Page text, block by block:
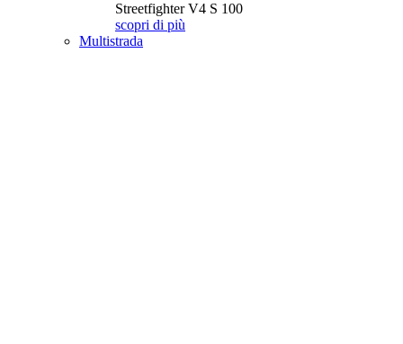
Streetfighter V4 S 100
scopri di più
Multistrada